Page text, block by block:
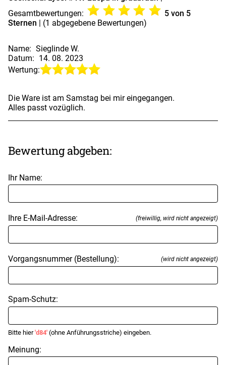
Gesamtbewertungen:
5von 5
Sternen | (1 abgegebene Bewertungen)
Name: Sieglinde W.
Datum: 14. 08. 2023
Wertung:
Die Ware ist am Samstag bei mir eingegangen.
Alles passt vozüglich.
Bewertung abgeben:
Ihr Name:
Ihre E-Mail-Adresse: (freiwillig, wird nicht angezeigt)
Vorgangsnummer (Bestellung): (wird nicht angezeigt)
Spam-Schutz:
Bitte hier'd84' (ohne Anführungsstriche) eingeben.
Meinung: